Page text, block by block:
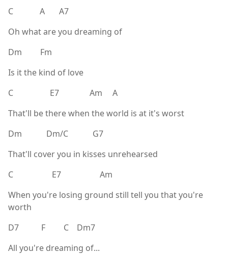
C A A7
Oh what are you dreaming of
Dm Fm
Is it the kind of love
C E7 Am A
That'll be there when the world is at it's worst
Dm Dm/C G7
That'll cover you in kisses unrehearsed
C E7 Am
When you're losing ground still tell you that you're
worth
D7 F C Dm7
All you're dreaming of...